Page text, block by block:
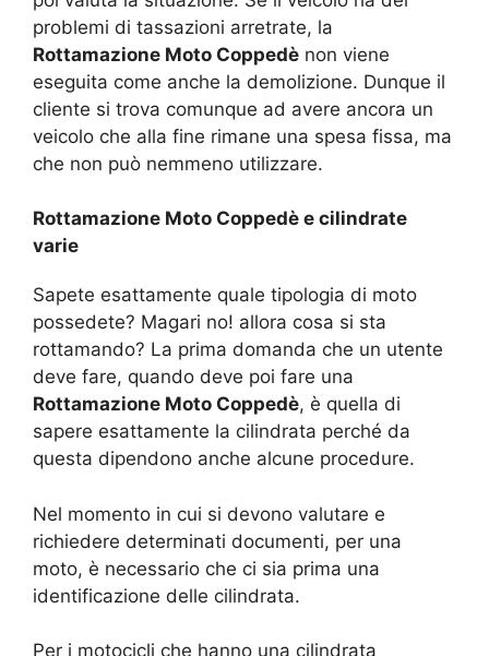
problemi di tassazioni arretrate, la
Rottamazione Moto Coppedè non viene
eseguita come anche la demolizione. Dunque il
cliente si trova comunque ad avere ancora un
veicolo che alla fine rimane una spesa fissa, ma
che non può nemmeno utilizzare.
Rottamazione Moto Coppedè e cilindrate
varie
Sapete esattamente quale tipologia di moto
possedete? Magari no! allora cosa si sta
rottamando? La prima domanda che un utente
deve fare, quando deve poi fare una
Rottamazione Moto Coppedè, è quella di
sapere esattamente la cilindrata perché da
questa dipendono anche alcune procedure.
Nel momento in cui si devono valutare e
richiedere determinati documenti, per una
moto, è necessario che ci sia prima una
identificazione delle cilindrata.
Per i motocicli che hanno una cilindrata